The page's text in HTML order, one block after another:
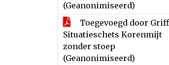
(Geanonimiseerd)
Toegevoegd door
Situatieschets Korenmijt
zonder stoep
(Geanonimiseerd)